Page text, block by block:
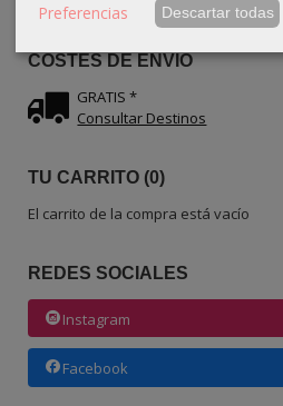
COSTES DE ENVÍO
GRATIS *
Consultar Destinos
TU CARRITO (0)
El carrito de la compra está vacío
REDES SOCIALES
Instagram
Facebook
Preferencias Descartar todas